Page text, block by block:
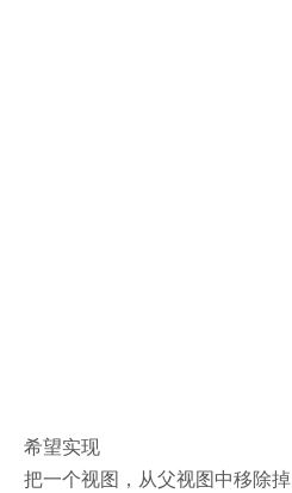
希望实现
把一个视图，从父视图中移除掉